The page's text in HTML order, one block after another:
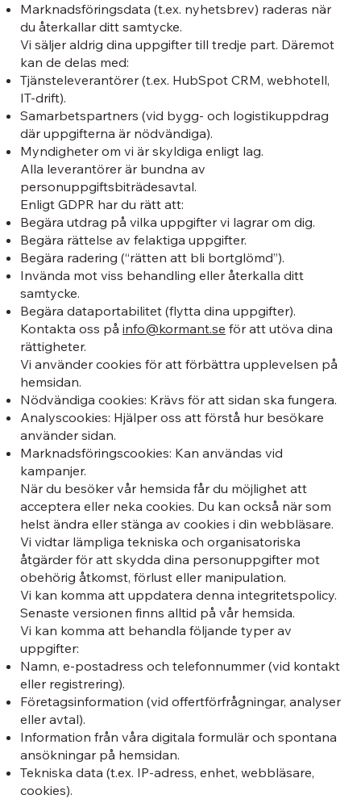
Vi kan komma att behandla följande typer av
uppgifter:
Namn, e-postadress och telefonnummer (vid kontakt
eller registrering).
Företagsinformation (vid offertförfrågningar, analyser
eller avtal).
Information från våra digitala formulär och spontana
ansökningar på hemsidan.
Tekniska data (t.ex. IP-adress, enhet, webbläsare,
cookies).
Marknadsföringsdata (t.ex. nyhetsbrev) raderas när
du återkallar ditt samtycke.
Vi säljer aldrig dina uppgifter till tredje part. Däremot
kan de delas med:
Tjänsteleverantörer (t.ex. HubSpot CRM, webhotell,
IT-drift).
Samarbetspartners (vid bygg- och logistikuppdrag
där uppgifterna är nödvändiga).
Myndigheter om vi är skyldiga enligt lag.
Alla leverantörer är bundna av
personuppgiftsbiträdesavtal.
Enligt GDPR har du rätt att:
Begära utdrag på vilka uppgifter vi lagrar om dig.
Begära rättelse av felaktiga uppgifter.
Begära radering (“rätten att bli bortglömd”).
Invända mot viss behandling eller återkalla ditt
samtycke.
Begära dataportabilitet (flytta dina uppgifter).
Kontakta oss påinfo@kormant.se för att utöva dina
rättigheter.
Vi använder cookies för att förbättra upplevelsen på
hemsidan.
Nödvändiga cookies: Krävs för att sidan ska fungera.
Analyscookies: Hjälper oss att förstå hur besökare
använder sidan.
Marknadsföringscookies: Kan användas vid
kampanjer.
När du besöker vår hemsida får du möjlighet att
acceptera eller neka cookies. Du kan också när som
helst ändra eller stänga av cookies i din webbläsare.
Vi vidtar lämpliga tekniska och organisatoriska
åtgärder för att skydda dina personuppgifter mot
obehörig åtkomst, förlust eller manipulation.
Vi kan komma att uppdatera denna integritetspolicy.
Senaste versionen finns alltid på vår hemsida.